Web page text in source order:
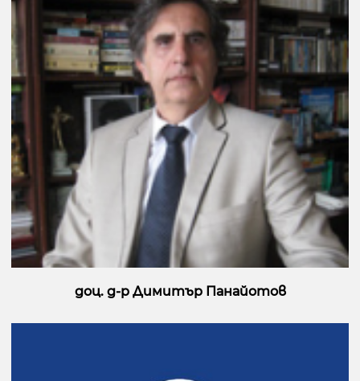
доц. д-р Димитър Панайотов